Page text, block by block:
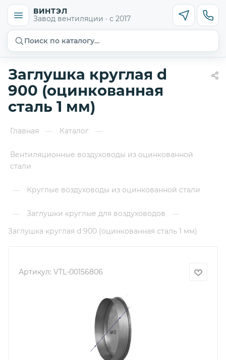
ВИНТЭЛ
Завод вентиляции · с 2017
Поиск по каталогу…
Заглушка круглая d
900 (оцинкованная
сталь 1 мм)
Главная — Каталог —
Вентиляционные воздуховоды из оцинкованной
стали
— Круглые воздуховоды из оцинкованной стали
— Заглушки круглые для воздуховодов
—
Заглушка круглая d 900 (оцинкованная сталь 1 мм)
Артикул: VTL-00156806